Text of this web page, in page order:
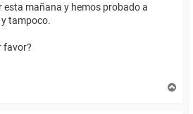
esta mañana y hemos probado a
tampoco.
favor?